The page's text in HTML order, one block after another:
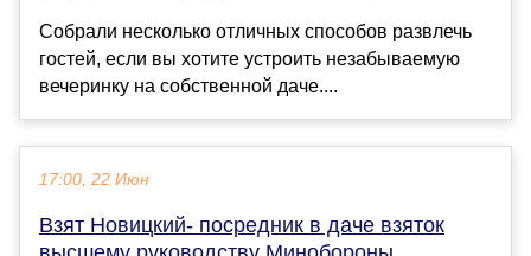
Собрали несколько отличных способов развлечь
гостей, если вы хотите устроить незабываемую
вечеринку на собственной даче....
17:00, 22 Июн
Взят Новицкий- посредник в даче взяток